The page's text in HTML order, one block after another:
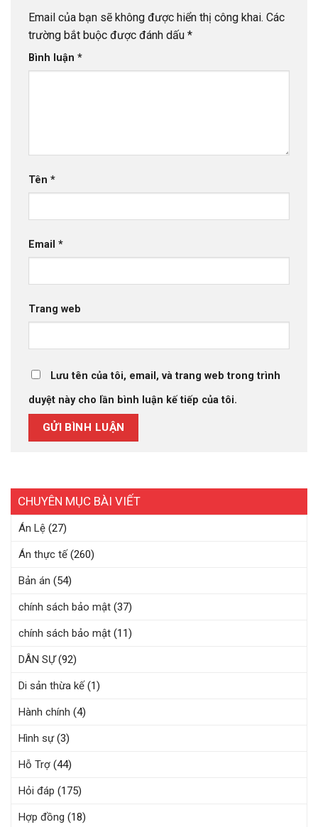
CHUYÊN MỤC BÀI VIẾT
Án Lệ (27)
Án thực tế(260)
Bản án (54)
chính sách bảo mật (37)
chính sách bảo mật (11)
DÂN SỰ(92)
Di sản thừa kế(1)
Hành chính (4)
Hình sự(3)
Hỗ Trợ (44)
Hỏi đáp (175)
Hợp đồng (18)
Email của bạn sẽ không được hiển thị công khai. Các
trường bắt buộc được đánh dấu *
Bình luận *
Tên *
Email *
Trang web
Lưu tên của tôi, email, và trang web trong trình
duyệt này cho lần bình luận kế tiếp của tôi.